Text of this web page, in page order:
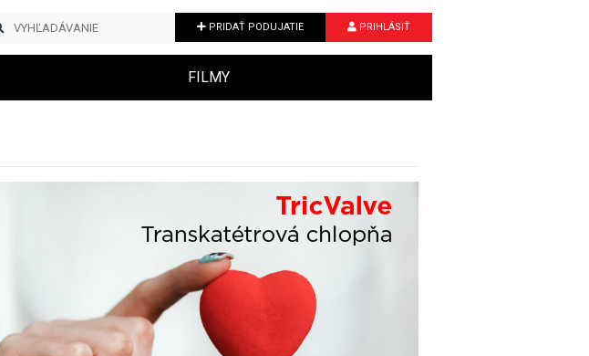
PRIDAŤ PODUJATIE PRIHLÁSIŤ
FILMY